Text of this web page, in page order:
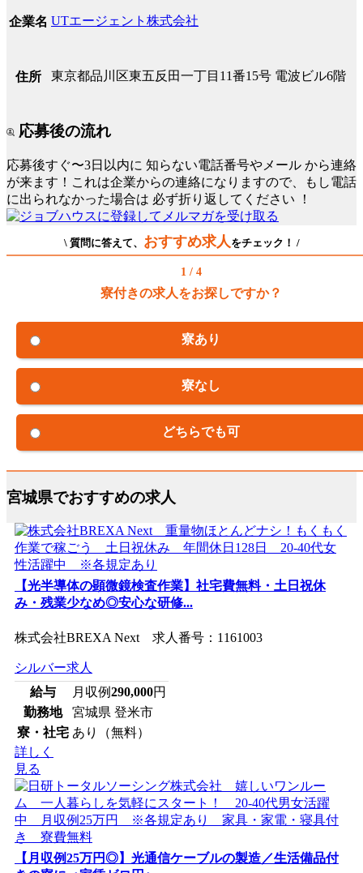
企業名 UTエージェント株式会社
住所 東京都品川区東五反田一丁目11番15号 電波ビル6階
応募後の流れ
応募後すぐ〜3日以内に 知らない電話番号やメール から連絡
が来ます！これは企業からの連絡になりますので、もし電話
に出られなかった場合は 必ず折り返してください ！
\ 質問に答えて、 おすすめ求人 をチェック！ /
1 / 4
寮付きの求人をお探しですか？
寮あり
寮なし
どちらでも可
宮城県でおすすめの求人
【光半導体の顕微鏡検査作業】社宅費無料・土日祝休
み・残業少なめ◎安心な研修...
株式会社BREXA Next 求人番号：1161003
シルバー求人
給与
月収例290,000円
勤務地
宮城県 登米市
寮・社宅 あり（無料）
詳しく
見る
【月収例25万円◎】光通信ケーブルの製造／生活備品付